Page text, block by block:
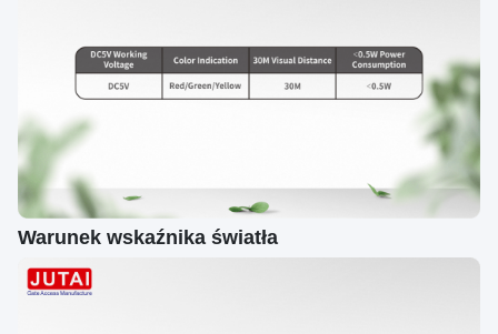
Warunek wskaźnika światła